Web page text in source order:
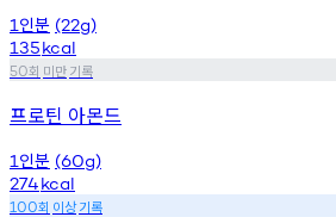
1 인분 (22g)
135kcal
50회 미만기록
프로틴 아몬드
1 인분 (60g)
274kcal
100회 이상기록